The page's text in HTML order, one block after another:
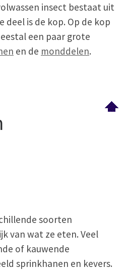
insect bestaat uit
deel is de kop. Op de kop
een paar grote
en de monddelen.
soorten
van wat ze eten. Veel
of kauwende
sprinkhanen en kevers.